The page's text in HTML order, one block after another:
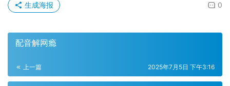
0
生成海报
配音解网瘾
上一篇 2025年7月5日 下午3:16